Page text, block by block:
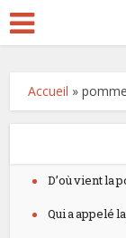
Accueil »
D’où vient la
Qui a appelé